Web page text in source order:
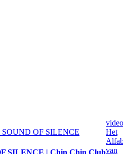
SOUND OF SILENCE
SILENCE | Chin Chin Club
video
Het
van